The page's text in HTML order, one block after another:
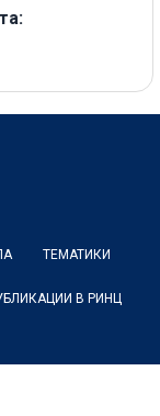
ТЕМАТИКИ
В РИНЦ